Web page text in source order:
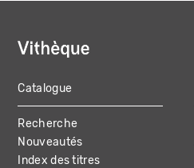
MAIN
NAVIGATION
Catalogue
Recherche
Nouveautés
Index des titres